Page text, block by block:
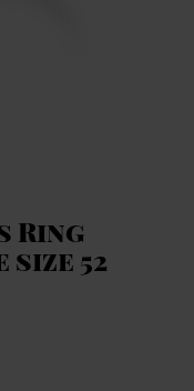
Ring
size 52